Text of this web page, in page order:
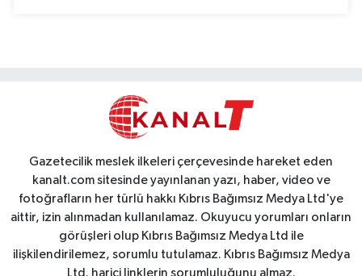
Gazetecilik meslek ilkeleri çerçevesinde hareket eden
kanalt.com sitesinde yayınlanan yazı, haber, video ve
fotoğrafların her türlü hakkı Kıbrıs Bağımsız Medya Ltd'ye
aittir, izin alınmadan kullanılamaz. Okuyucu yorumları onların
görüşleri olup Kıbrıs Bağımsız Medya Ltd ile
ilişkilendirilemez, sorumlu tutulamaz. Kıbrıs Bağımsız Medya
Ltd. harici linklerin sorumluluğunu almaz.